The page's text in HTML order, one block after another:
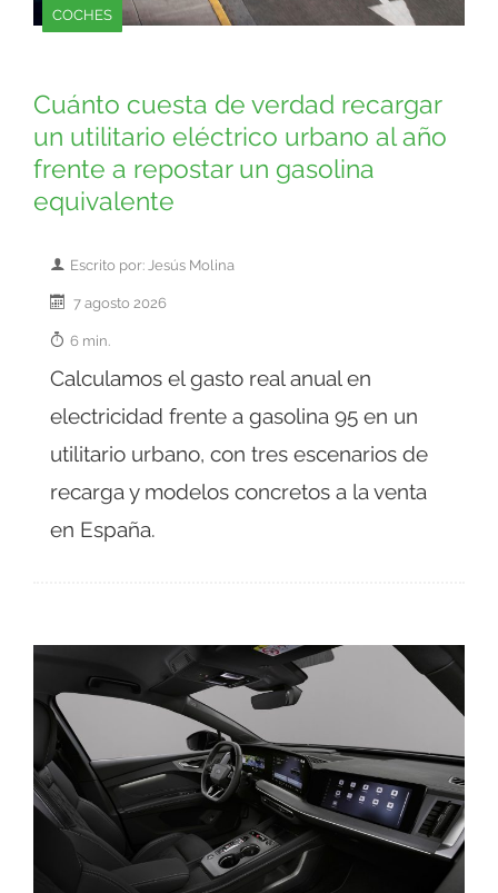
COCHES
Cuánto cuesta de verdad recargar
un utilitario eléctrico urbano al año
frente a repostar un gasolina
equivalente
Escrito por: Jesús Molina
7 agosto 2026
6 min.
Calculamos el gasto real anual en
electricidad frente a gasolina 95 en un
utilitario urbano, con tres escenarios de
recarga y modelos concretos a la venta
en España.